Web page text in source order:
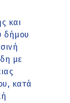
και
δήμου
με
κατά